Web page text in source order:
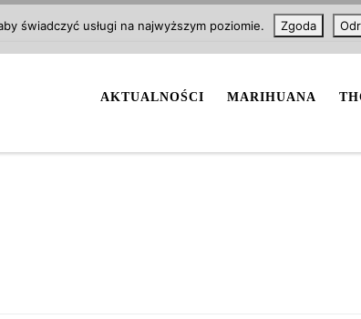
AKTUALNOŚCI MARIHUANA
świadczyć usługi na najwyższym poziomie. Zgoda